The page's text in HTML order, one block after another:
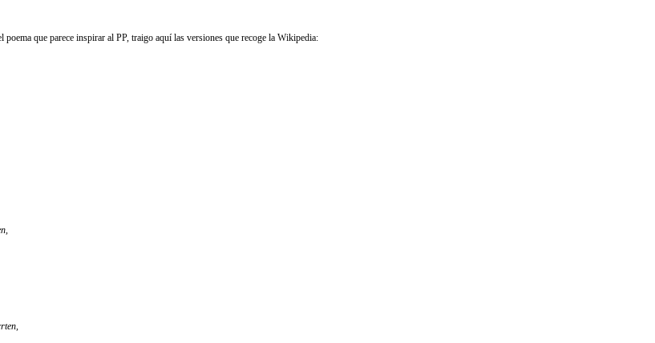
poema que parece inspirar al PP, traigo aquí las versiones que recoge la Wikipedia: